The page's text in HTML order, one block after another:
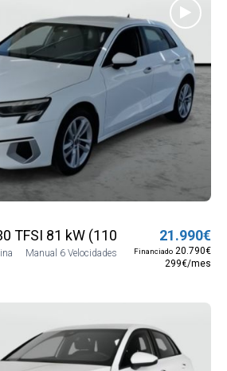
TFSI 81 kW (110 CV)
Manual 6 Velocidades
21.990€
Financiado 20.790€
299€/mes